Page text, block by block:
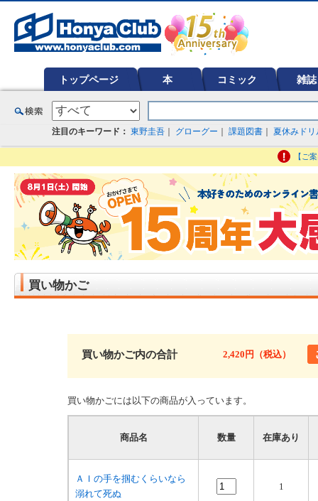
トップページ 本 コミック 雑誌
注目のキーワード： 東野圭吾 グローグー 課題図書 夏休みドリ
【ご
ど在庫も充実
買い物かご
買い物かご内の合計 2,420円（税込）
買い物かごには以下の商品が入っています。
商品名 数量 在庫あり
ＡＩの手を掴むくらいなら
溺れて死ぬ
1